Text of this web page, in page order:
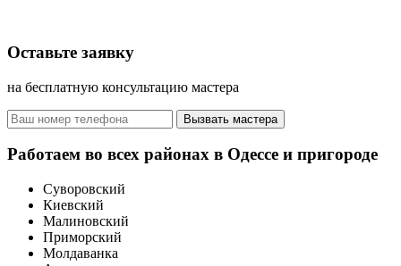
Оставьте заявку
на бесплатную консультацию мастера
Вызвать мастера
Работаем во всех районах в Одессе и пригороде
Суворовский
Киевский
Малиновский
Приморский
Молдаванка